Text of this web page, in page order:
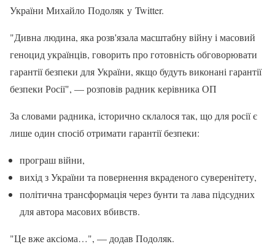
України Михайло Подоляк у Twitter.
"Дивна людина, яка розв'язала масштабну війну і масовий
геноцид українців, говорить про готовність обговорювати
гарантії безпеки для України, якщо будуть виконані гарантії
безпеки Росії", — розповів радник керівника ОП
За словами радника, історично склалося так, що для росії є
лише один спосіб отримати гарантії безпеки:
програш війни,
вихід з України та повернення вкраденого суверенітету,
політична трансформація через бунти та лава підсудних
для автора масових вбивств.
"Це вже аксіома…", — додав Подоляк.